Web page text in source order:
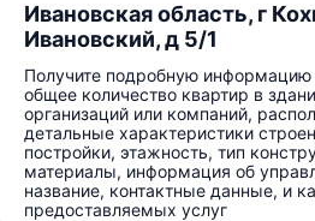
Ивановская область, г
Ивановский, д 5/1
Получите подробную
общее количество квартир в
организаций или компаний,
детальные характеристики
постройки, этажность, тип
материалы, информация об
название, контактные данные, и
предоставляемых услуг